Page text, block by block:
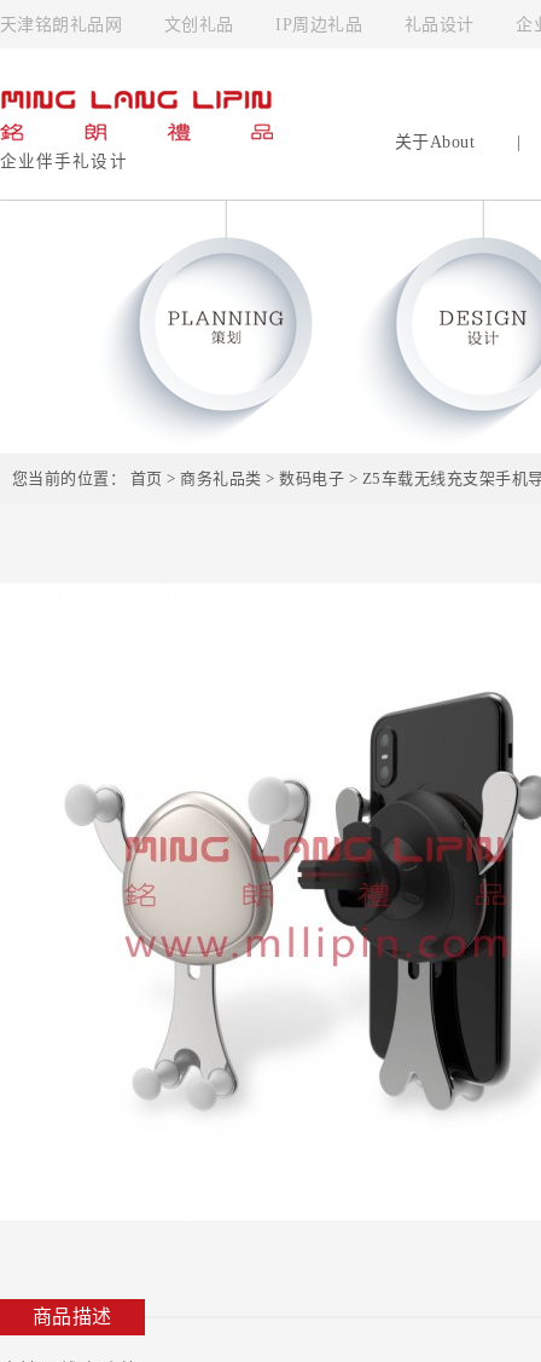
天津铭朗礼品网 文创礼品 IP周边礼品 礼品设计 企
企业伴手礼设计
关于About
您当前的位置： 首页 >商务礼品类>数码电子 > Z5车载无线充支架手机
商品描述